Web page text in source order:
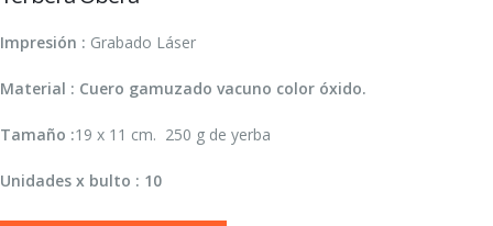
Impresión : Grabado Láser
Material : Cuero gamuzado vacuno color óxido.
Tamaño :19 x 11 cm. 250 g de yerba
Unidades x bulto : 10